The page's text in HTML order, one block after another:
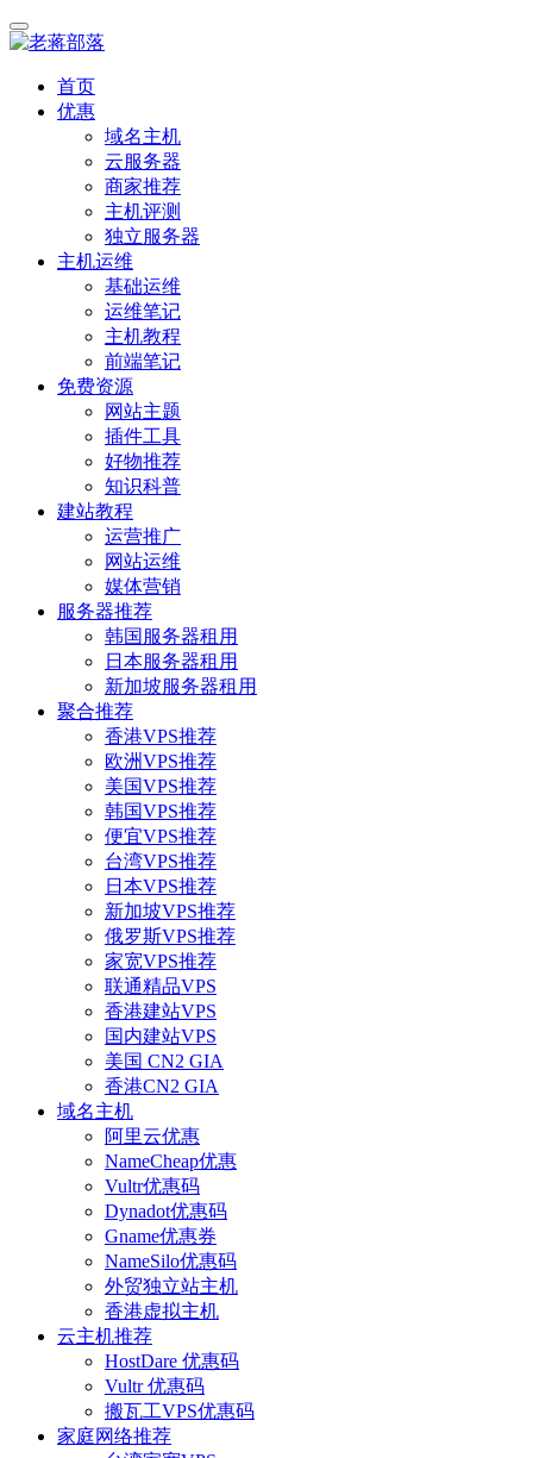
首页
优惠
域名主机
云服务器
商家推荐
主机评测
独立服务器
主机运维
基础运维
运维笔记
主机教程
前端笔记
免费资源
网站主题
插件工具
好物推荐
知识科普
建站教程
运营推广
网站运维
媒体营销
服务器推荐
韩国服务器租用
日本服务器租用
新加坡服务器租用
聚合推荐
香港VPS推荐
欧洲VPS推荐
美国VPS推荐
韩国VPS推荐
便宜VPS推荐
台湾VPS推荐
日本VPS推荐
新加坡VPS推荐
俄罗斯VPS推荐
家宽VPS推荐
联通精品VPS
香港建站VPS
国内建站VPS
美国 CN2 GIA
香港CN2 GIA
域名主机
阿里云优惠
NameCheap优惠
Vultr优惠码
Dynadot优惠码
Gname优惠券
NameSilo优惠码
外贸独立站主机
香港虚拟主机
云主机推荐
HostDare 优惠码
Vultr 优惠码
搬瓦工VPS优惠码
家庭网络推荐